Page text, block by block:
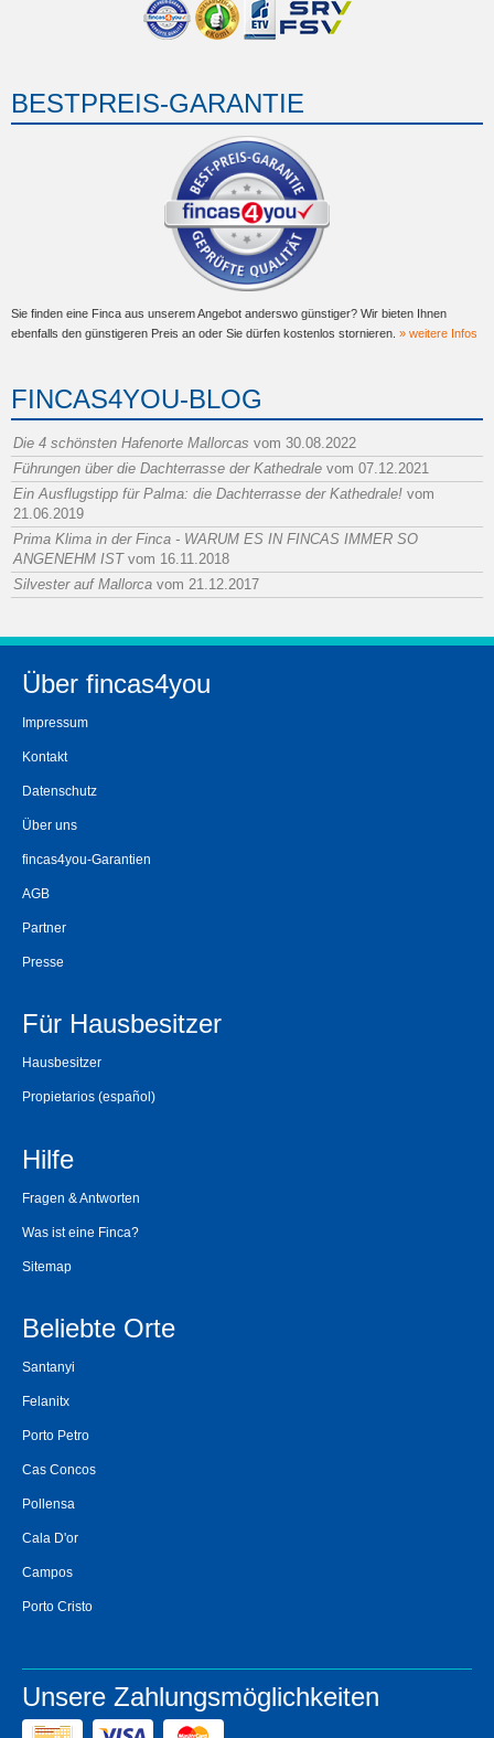
BESTPREIS-GARANTIE
Sie finden eine Finca aus unserem Angebot anderswo günstiger? Wir bieten Ihnen
ebenfalls den günstigeren Preis an oder Sie dürfen kostenlos stornieren. » weitere Infos
FINCAS4YOU-BLOG
Die 4 schönsten Hafenorte Mallorcas vom 30.08.2022
Führungen über die Dachterrasse der Kathedrale vom 07.12.2021
Ein Ausflugstipp für Palma: die Dachterrasse der Kathedrale! vom
21.06.2019
Prima Klima in der Finca - WARUM ES IN FINCAS IMMER SO
ANGENEHM ISTvom 16.11.2018
Silvester auf Mallorca vom 21.12.2017
Über fincas4you
Impressum
Kontakt
Datenschutz
Über uns
fincas4you-Garantien
AGB
Partner
Presse
Für Hausbesitzer
Hausbesitzer
Propietarios (español)
Hilfe
Fragen & Antworten
Was ist eine Finca?
Sitemap
Beliebte Orte
Santanyi
Felanitx
Porto Petro
Cas Concos
Pollensa
Cala D'or
Campos
Porto Cristo
Unsere Zahlungsmöglichkeiten